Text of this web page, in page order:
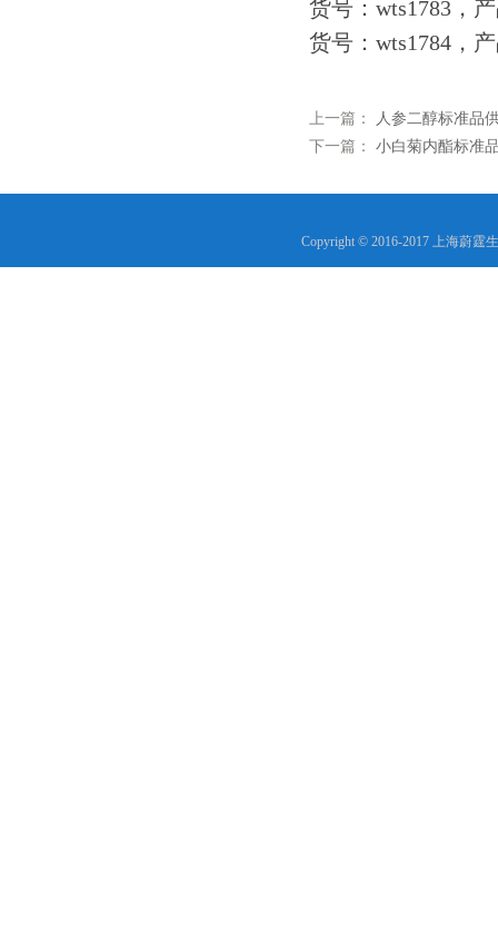
货号：wts1783，
货号：wts1784，
上一篇：
人参二醇标准品
下一篇： 小白菊内酯标准
Copyright © 2016-2017 上海蔚霆